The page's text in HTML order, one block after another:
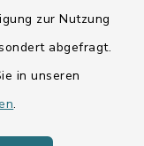
zur Nutzung
abgefragt.
in unseren
.